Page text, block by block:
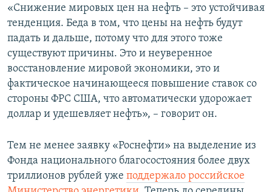
«Снижение мировых цен на нефть – это устойчивая
тенденция. Беда в том, что цены на нефть будут
падать и дальше, потому что для этого тоже
существуют причины. Это и неуверенное
восстановление мировой экономики, это и
фактическое начинающееся повышение ставок со
стороны ФРС США, что автоматически удорожает
доллар и удешевляет нефть», – говорит он.
Тем не менее заявку «Роснефти» на выделение из
Фонда национального благосостояния более двух
триллионов рублей уже поддержало российское